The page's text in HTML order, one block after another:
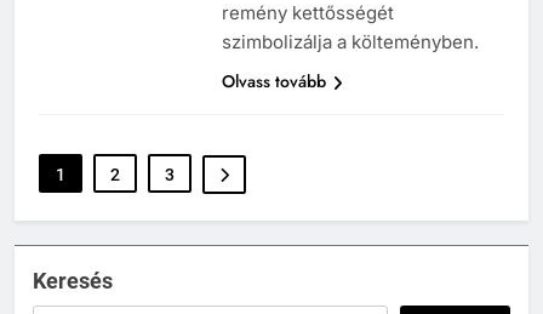
remény kettősségét
szimbolizálja a költeményben.
Olvass tovább
1 2 3
Keresés
Ki volt Zeusz?
KIK VOLTAK?
Mikor volt a thermopülai csata?
MIKOR VOLT?
408
Gárdonyi Géza: Az egri csillagok
olvasónapló